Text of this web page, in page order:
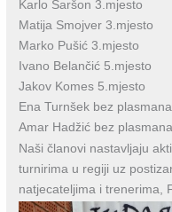
Karlo Saršon 3.mjesto
Matija Smojver 3.mjesto
Marko Pušić 3.mjesto
Ivano Belančić 5.mjesto
Jakov Komes 5.mjesto
Ena Turnšek bez plasmana
Amar Hadžić bez plasmana
Naši članovi nastavljaju
turnirima u regiji uz
natjecateljima i trenerima,